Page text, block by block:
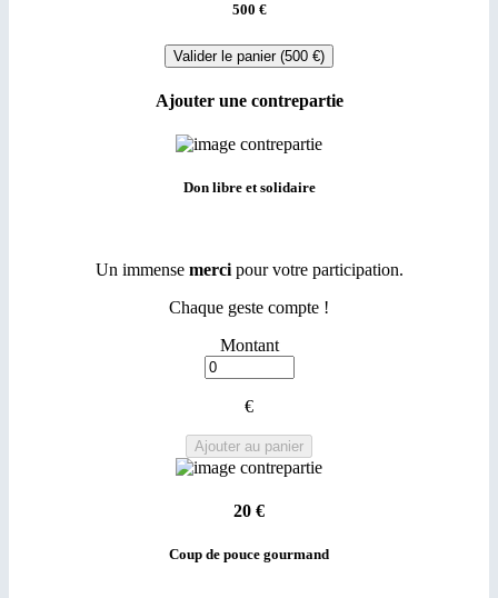
500 €
Ajouter une contrepartie
Don libre et solidaire
Un immense merci pour votre participation.
Chaque geste compte !
Montant
€
20 €
Coup de pouce gourmand